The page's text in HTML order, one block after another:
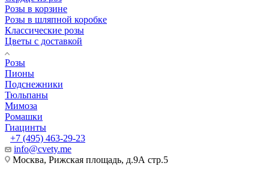
Розы в корзине
Розы в шляпной коробке
Классические розы
Цветы с доставкой
Розы
Пионы
Подснежники
Тюльпаны
Мимоза
Ромашки
Гиацинты
+7 (495) 463-29-23
info@cvety.me
Москва, Рижская площадь, д.9А стр.5